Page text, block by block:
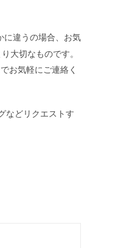
に違うの場合、お気
大切なものです。
お気軽にご連絡く
などリクエストす